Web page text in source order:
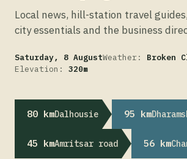
Local news, hill-station travel
city essentials and the business
Saturday, 8 AugustWeather: Broken
Elevation: 320m
80 kmDalhousie 95 km
45 kmAmritsar road 56 km